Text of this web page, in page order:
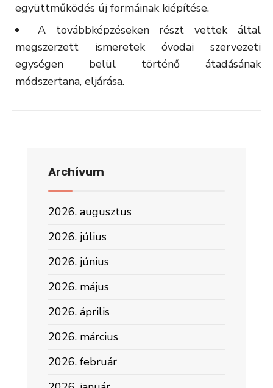
együttműködés új formáinak kiépítése.
A továbbképzéseken részt vettek által
megszerzett ismeretek óvodai szervezeti
egységen belül történő átadásának
módszertana, eljárása.
Archívum
2026. augusztus
2026. július
2026. június
2026. május
2026. április
2026. március
2026. február